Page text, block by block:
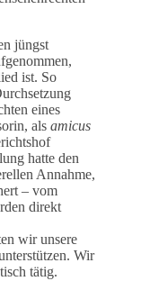
jüngst
ist. So
eines
als amicus
hatte den
Annahme,
– vom
direkt
wir unsere
Wir
tätig.